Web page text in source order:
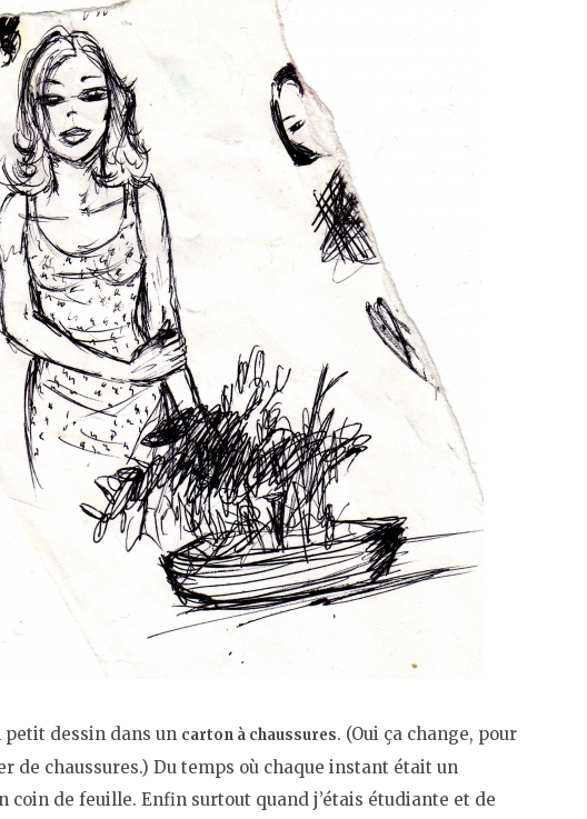
petit dessin dans un carton à chaussures. (Oui ça change, pour
de chaussures.) Du temps où chaque instant était un
coin de feuille. Enfin surtout quand j’étais étudiante et de